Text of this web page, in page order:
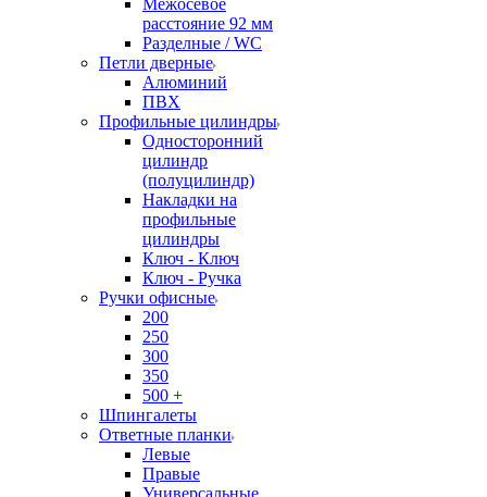
Межосевое
расстояние 92 мм
Разделные / WC
Петли дверные
Алюминий
ПВХ
Профильные цилиндры
Односторонний
цилиндр
(полуцилиндр)
Накладки на
профильные
цилиндры
Ключ - Ключ
Ключ - Ручка
Ручки офисные
200
250
300
350
500 +
Шпингалеты
Ответные планки
Левые
Правые
Универсальные